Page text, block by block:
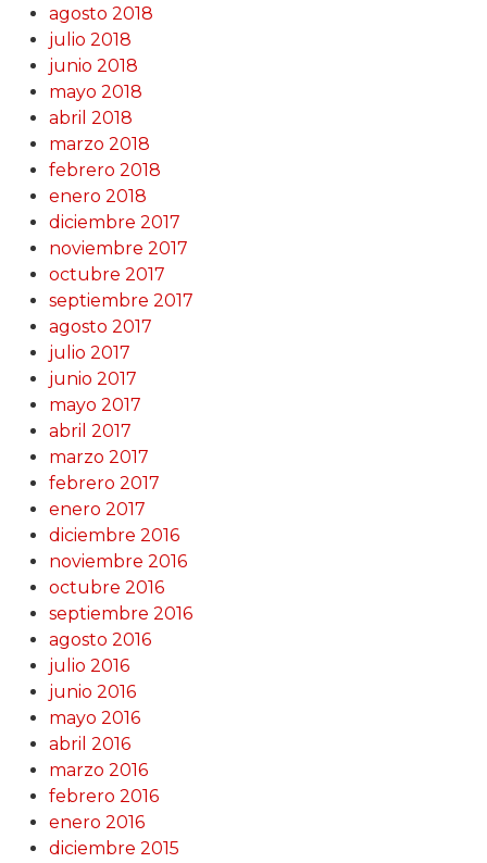
agosto 2018
julio 2018
junio 2018
mayo 2018
abril 2018
marzo 2018
febrero 2018
enero 2018
diciembre 2017
noviembre 2017
octubre 2017
septiembre 2017
agosto 2017
julio 2017
junio 2017
mayo 2017
abril 2017
marzo 2017
febrero 2017
enero 2017
diciembre 2016
noviembre 2016
octubre 2016
septiembre 2016
agosto 2016
julio 2016
junio 2016
mayo 2016
abril 2016
marzo 2016
febrero 2016
enero 2016
diciembre 2015